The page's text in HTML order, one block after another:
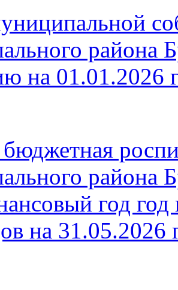
района
на 01.01.2026
района
год
на 31.05.2026